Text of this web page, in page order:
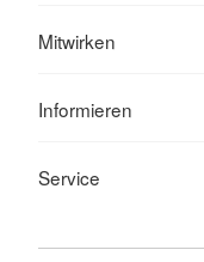
Mitwirken
Informieren
Service